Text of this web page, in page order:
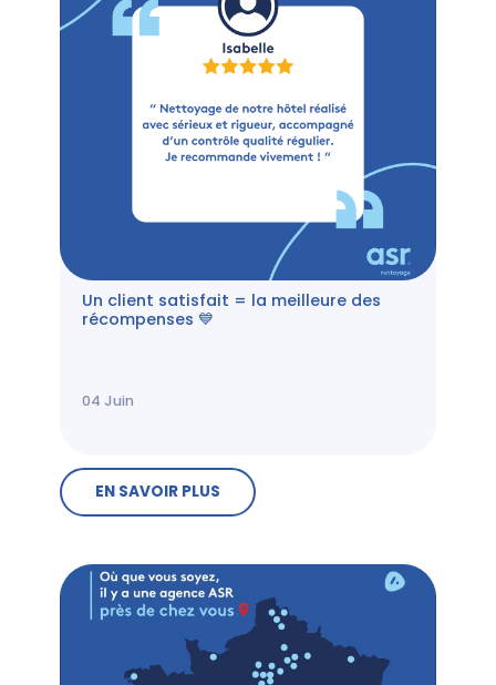
Un client satisfait = la meilleure des
récompenses 💙
04 Juin
EN SAVOIR PLUS